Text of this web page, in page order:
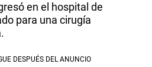
en el hospital de
para una cirugía